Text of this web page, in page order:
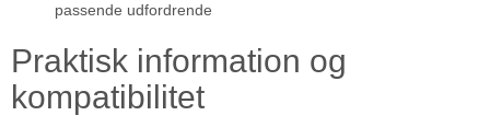
passende udfordrende
Praktisk information og
kompatibilitet